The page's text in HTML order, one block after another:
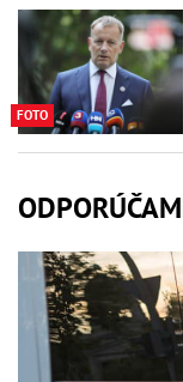
FOTO